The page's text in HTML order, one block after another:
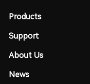
Products
Support
About Us
News